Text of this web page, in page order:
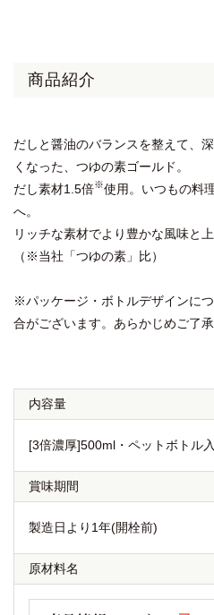
商品紹介
だしと醤油のバランスを整えて、
くなった、つゆの素ゴールド。
だし素材1.5倍※使用。いつもの料
へ。
リッチな素材でより豊かな風味と
（※当社「つゆの素」比）
※パッケージ・ボトルデザインに
合がございます。あらかじめご了承
内容量
[3倍濃厚]500ml・ペットボトル入
賞味期間
製造日より1年(開栓前)
原材料名